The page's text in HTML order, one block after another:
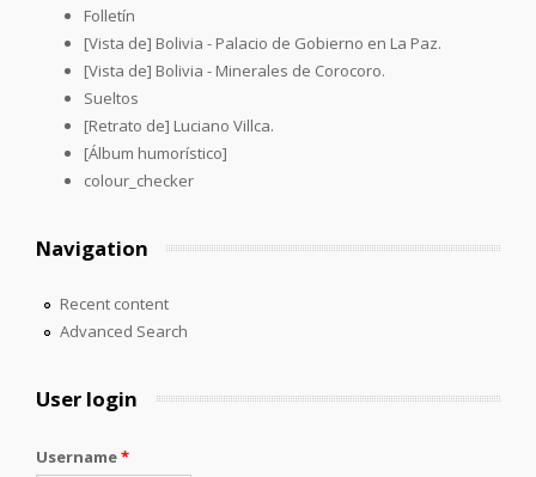
Folletín
[Vista de] Bolivia - Palacio de Gobierno en La Paz.
[Vista de] Bolivia - Minerales de Corocoro.
Sueltos
[Retrato de] Luciano Villca.
[Álbum humorístico]
colour_checker
Navigation
Recent content
Advanced Search
User login
Username*